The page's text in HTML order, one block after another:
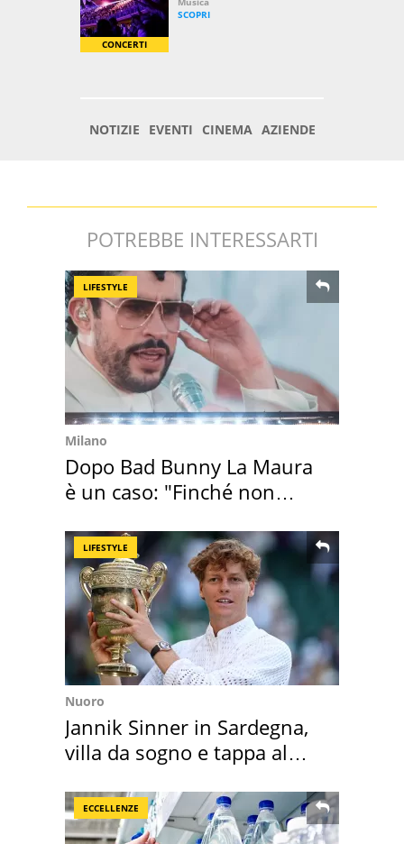
POTREBBE INTERESSARTI
LIFESTYLE
Milano
Dopo Bad Bunny La Maura
è un caso: "Finché non
LIFESTYLE
Nuoro
Jannik Sinner in Sardegna,
villa da sogno e tappa al
ECCELLENZE